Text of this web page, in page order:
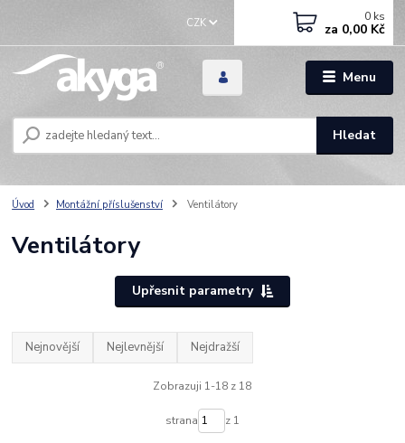
Menu
CZK
Hledat
0 ks
za 0,00 Kč
Úvod Montážní příslušenství Ventilátory
Ventilátory
Upřesnit parametry
Nejnovější Nejlevnější Nejdražší
Zobrazuji 1-18 z 18
strana z 1